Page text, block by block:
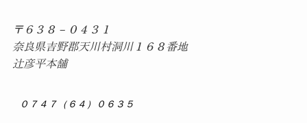
〒６３８－０４３１
奈良県吉野郡天川村洞川１６８番地
辻彦平本舗
０７４７（６４）０６３５